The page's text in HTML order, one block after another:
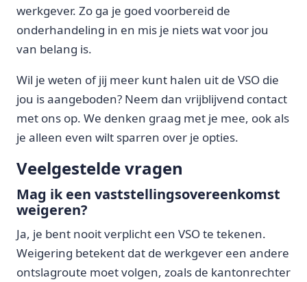
werkgever. Zo ga je goed voorbereid de
onderhandeling in en mis je niets wat voor jou
van belang is.
Wil je weten of jij meer kunt halen uit de VSO die
jou is aangeboden? Neem dan vrijblijvend contact
met ons op. We denken graag met je mee, ook als
je alleen even wilt sparren over je opties.
Veelgestelde vragen
Mag ik een vaststellingsovereenkomst
weigeren?
Ja, je bent nooit verplicht een VSO te tekenen.
Weigering betekent dat de werkgever een andere
ontslagroute moet volgen, zoals de kantonrechter